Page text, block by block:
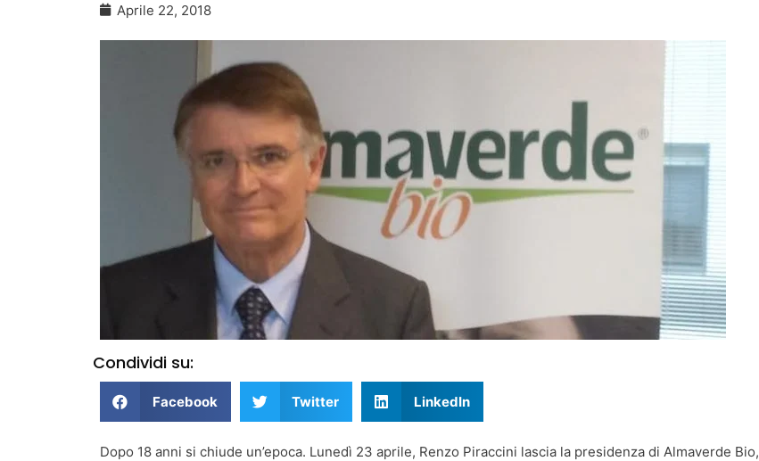
Aprile 22, 2018
Condividi su:
Facebook Twitter LinkedIn
Dopo 18 anni si chiude un’epoca. Lunedì 23 aprile, Renzo Piraccini lascia la presidenza di Almaverde Bio,